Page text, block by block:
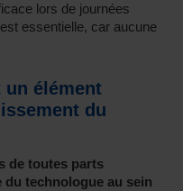
lors de journées
essentielle, car aucune
un élément
du
de toutes parts
technologue au sein